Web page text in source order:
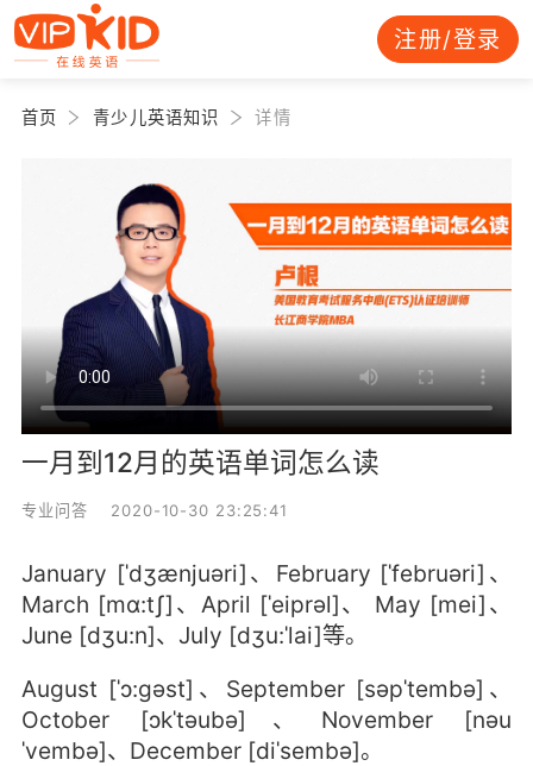
注册/登录
首页 青少儿英语知识 详情
一月到12月的英语单词怎么读
专业问答 2020-10-30 23:25:41
January [ˈdʒænjuəri]、February [ˈfebruəri]、
March [mɑ:tʃ]、April [ˈeiprəl]、 May [mei]、
June [dʒu:n]、July [dʒu:ˈlai]等。
August [ˈɔ:gəst]、September [səpˈtembə]、
October [ɔkˈtəubə]、November [nəu
ˈvembə]、December [diˈsembə]。